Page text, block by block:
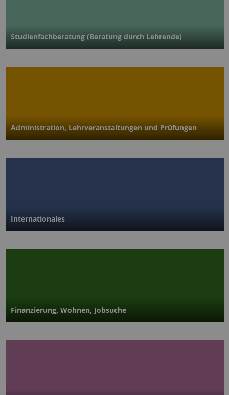
Studienfachberatung (Beratung durch Lehrende)
Administration, Lehr­veranstaltungen und Prüfungen
Internationales
Finanzierung, Wohnen, Jobsuche